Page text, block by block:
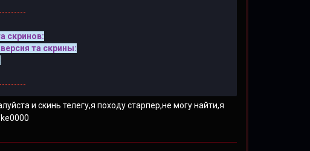
скринов:
та скрины:
и скинь телегу,я походу старпер,не могу найти,я